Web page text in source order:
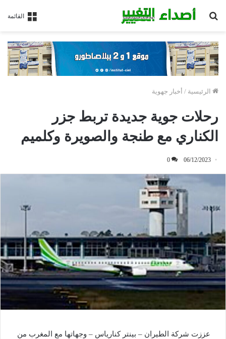
القائمة
الرئيسية / أخبار جهوية
رحلات جوية جديدة تربط جزر
الكناري مع طنجة والصويرة وكلميم
06/12/2023
0
عززت شركة الطيران – بينتر كنارياس – وجهاتها مع المغرب من